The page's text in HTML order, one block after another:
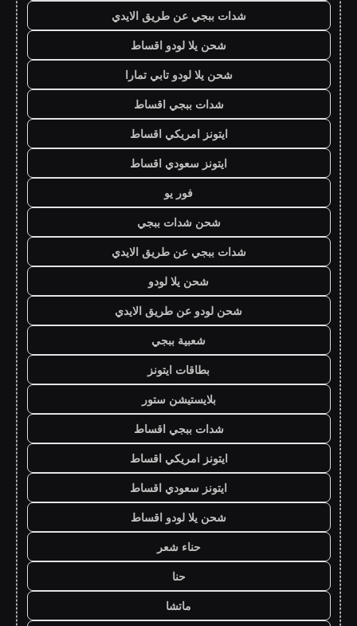
شدات ببجي عن طريق الايدي
شحن يلا لودو اقساط
شحن يلا لودو تابي تمارا
شدات ببجي اقساط
ايتونز امريكي اقساط
ايتونز سعودي اقساط
فور يو
شحن شدات ببجي
شدات ببجي عن طريق الايدي
شحن يلا لودو
شحن لودو عن طريق الايدي
شعبية ببجي
بطاقات ايتونز
بلايستيشن ستور
شدات ببجي اقساط
ايتونز امريكي اقساط
ايتونز سعودي اقساط
شحن يلا لودو اقساط
حناء شعر
حنا
ماتشا